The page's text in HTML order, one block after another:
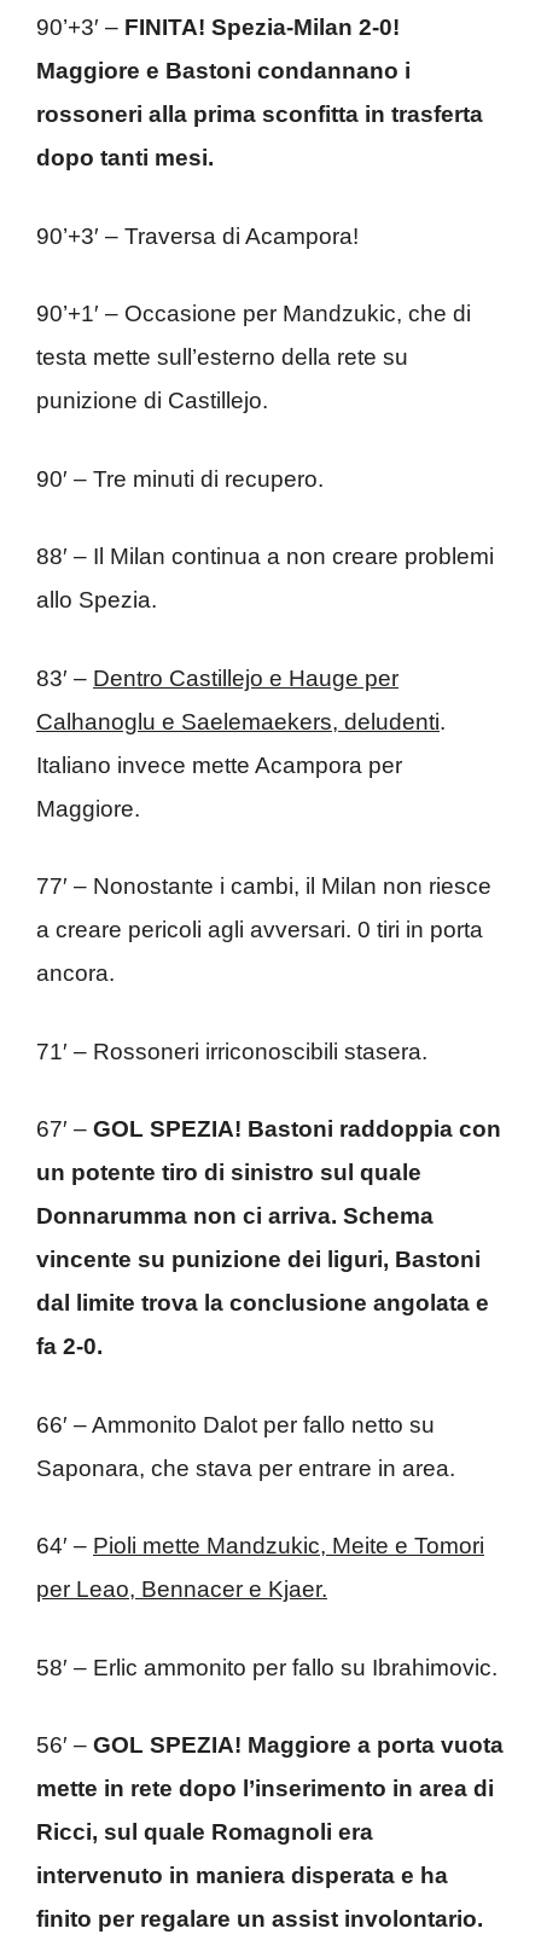
90’+3′ – FINITA! Spezia-Milan 2-0!
Maggiore e Bastoni condannano i
rossoneri alla prima sconfitta in trasferta
dopo tanti mesi.
90’+3′ – Traversa di Acampora!
90’+1′ – Occasione per Mandzukic, che di
testa mette sull’esterno della rete su
punizione di Castillejo.
90′ – Tre minuti di recupero.
88′ – Il Milan continua a non creare problemi
allo Spezia.
83′ – Dentro Castillejo e Hauge per
Calhanoglu e Saelemaekers, deludenti.
Italiano invece mette Acampora per
Maggiore.
77′ – Nonostante i cambi, il Milan non riesce
a creare pericoli agli avversari. 0 tiri in porta
ancora.
71′ – Rossoneri irriconoscibili stasera.
67′ – GOL SPEZIA! Bastoni raddoppia con
un potente tiro di sinistro sul quale
Donnarumma non ci arriva. Schema
vincente su punizione dei liguri, Bastoni
dal limite trova la conclusione angolata e
fa 2-0.
66′ – Ammonito Dalot per fallo netto su
Saponara, che stava per entrare in area.
64′ – Pioli mette Mandzukic, Meite e Tomori
per Leao, Bennacer e Kjaer.
58′ – Erlic ammonito per fallo su Ibrahimovic.
56′ – GOL SPEZIA! Maggiore a porta vuota
mette in rete dopo l’inserimento in area di
Ricci, sul quale Romagnoli era
intervenuto in maniera disperata e ha
finito per regalare un assist involontario.